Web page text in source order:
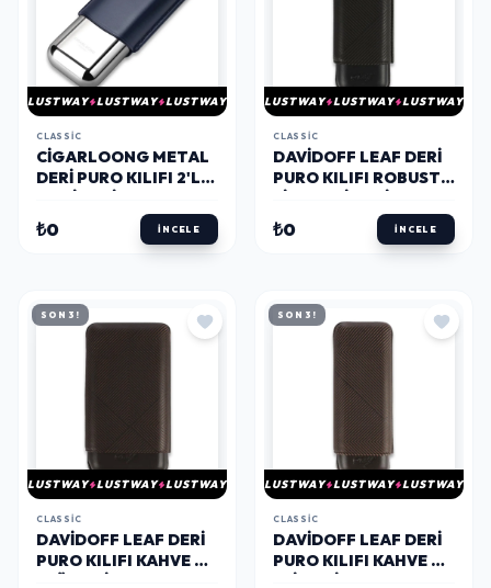
LUSTWAY LUSTWAY LUSTWAY
CLASSIC
CIGARLOONG METAL
DERI PURO KILIFI 2'LI
₺0 İNCELE
LUSTWAY LUSTWAY LUSTWAY
CLASSIC
DAVIDOFF LEAF DERI
PURO KILIFI ROBUSTO
₺0 İNCELE
SON 3!
LUSTWAY LUSTWAY LUSTWAY
CLASSIC
DAVIDOFF LEAF DERI
PURO KILIFI KAHVE XL
SON 3!
LUSTWAY LUSTWAY LUSTWAY
CLASSIC
DAVIDOFF LEAF DERI
PURO KILIFI KAHVE XL